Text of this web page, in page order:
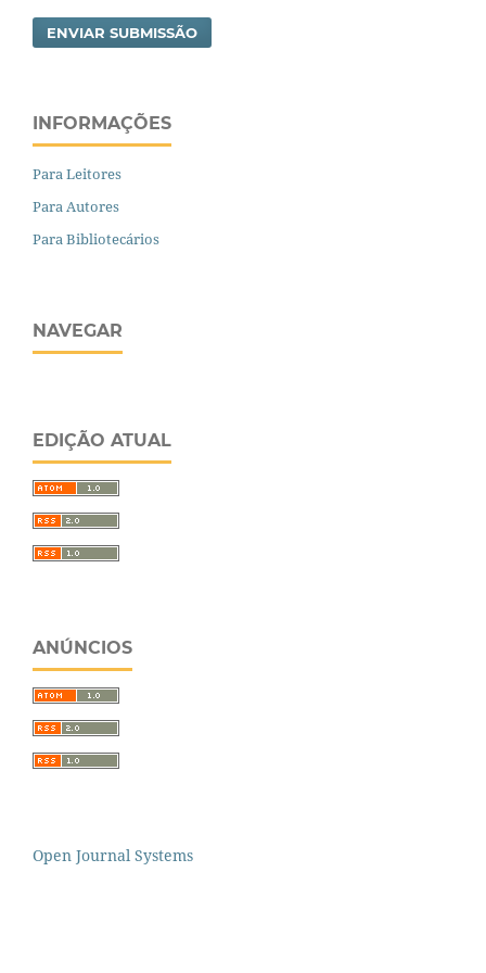
ENVIAR SUBMISSÃO
INFORMAÇÕES
Para Leitores
Para Autores
Para Bibliotecários
NAVEGAR
EDIÇÃO ATUAL
ANÚNCIOS
Open Journal Systems